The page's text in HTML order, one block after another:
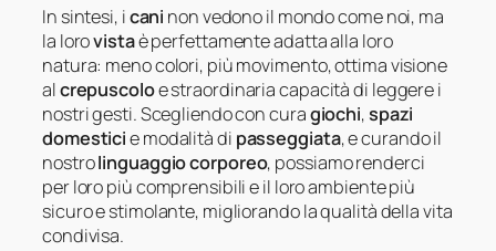
In sintesi, icani non vedono il mondo come noi, ma
la lorovistaè perfettamente adatta alla loro
natura: meno colori, più movimento, ottima visione
alcrepuscoloe straordinaria capacità di leggere i
nostri gesti. Scegliendo con curagiochi,spazi
domesticie modalità di passeggiata, e curando il
nostrolinguaggio corporeo, possiamo renderci
per loro più comprensibili e il loro ambiente più
sicuro e stimolante, migliorando la qualità della vita
condivisa.